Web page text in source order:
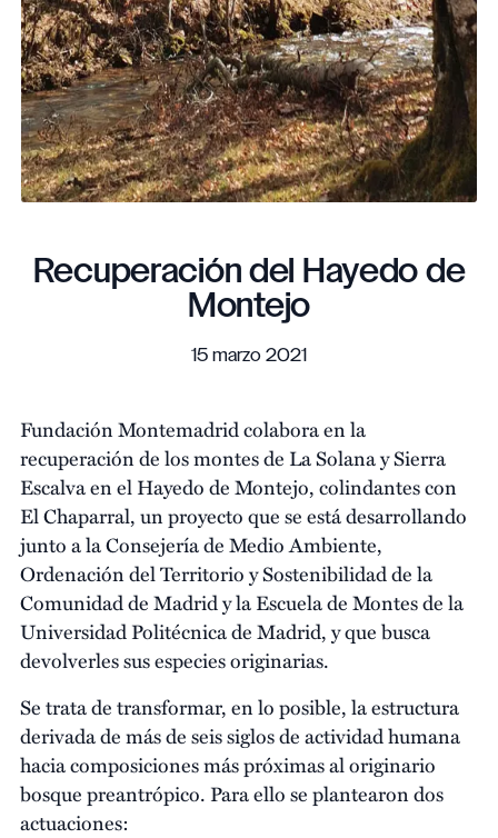
Recuperación del Hayedo de
Montejo
15 marzo 2021
Fundación Montemadrid colabora en la
recuperación de los montes de La Solana y Sierra
Escalva en el Hayedo de Montejo, colindantes con
El Chaparral, un proyecto que se está desarrollando
junto a la Consejería de Medio Ambiente,
Ordenación del Territorio y Sostenibilidad de la
Comunidad de Madrid y la Escuela de Montes de la
Universidad Politécnica de Madrid, y que busca
devolverles sus especies originarias.
Se trata de transformar, en lo posible, la estructura
derivada de más de seis siglos de actividad humana
hacia composiciones más próximas al originario
bosque preantrópico. Para ello se plantearon dos
actuaciones: